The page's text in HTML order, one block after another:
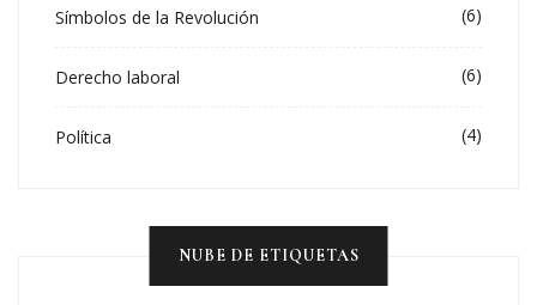
Símbolos de la Revolución (6)
Derecho laboral (6)
Política (4)
NUBE DE ETIQUETAS